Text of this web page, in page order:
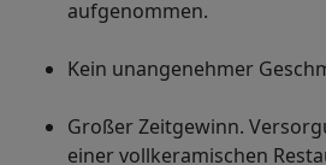
aufgenommen.
Kein unangenehmer
Großer Zeitgewinn.
einer vollkeramischen